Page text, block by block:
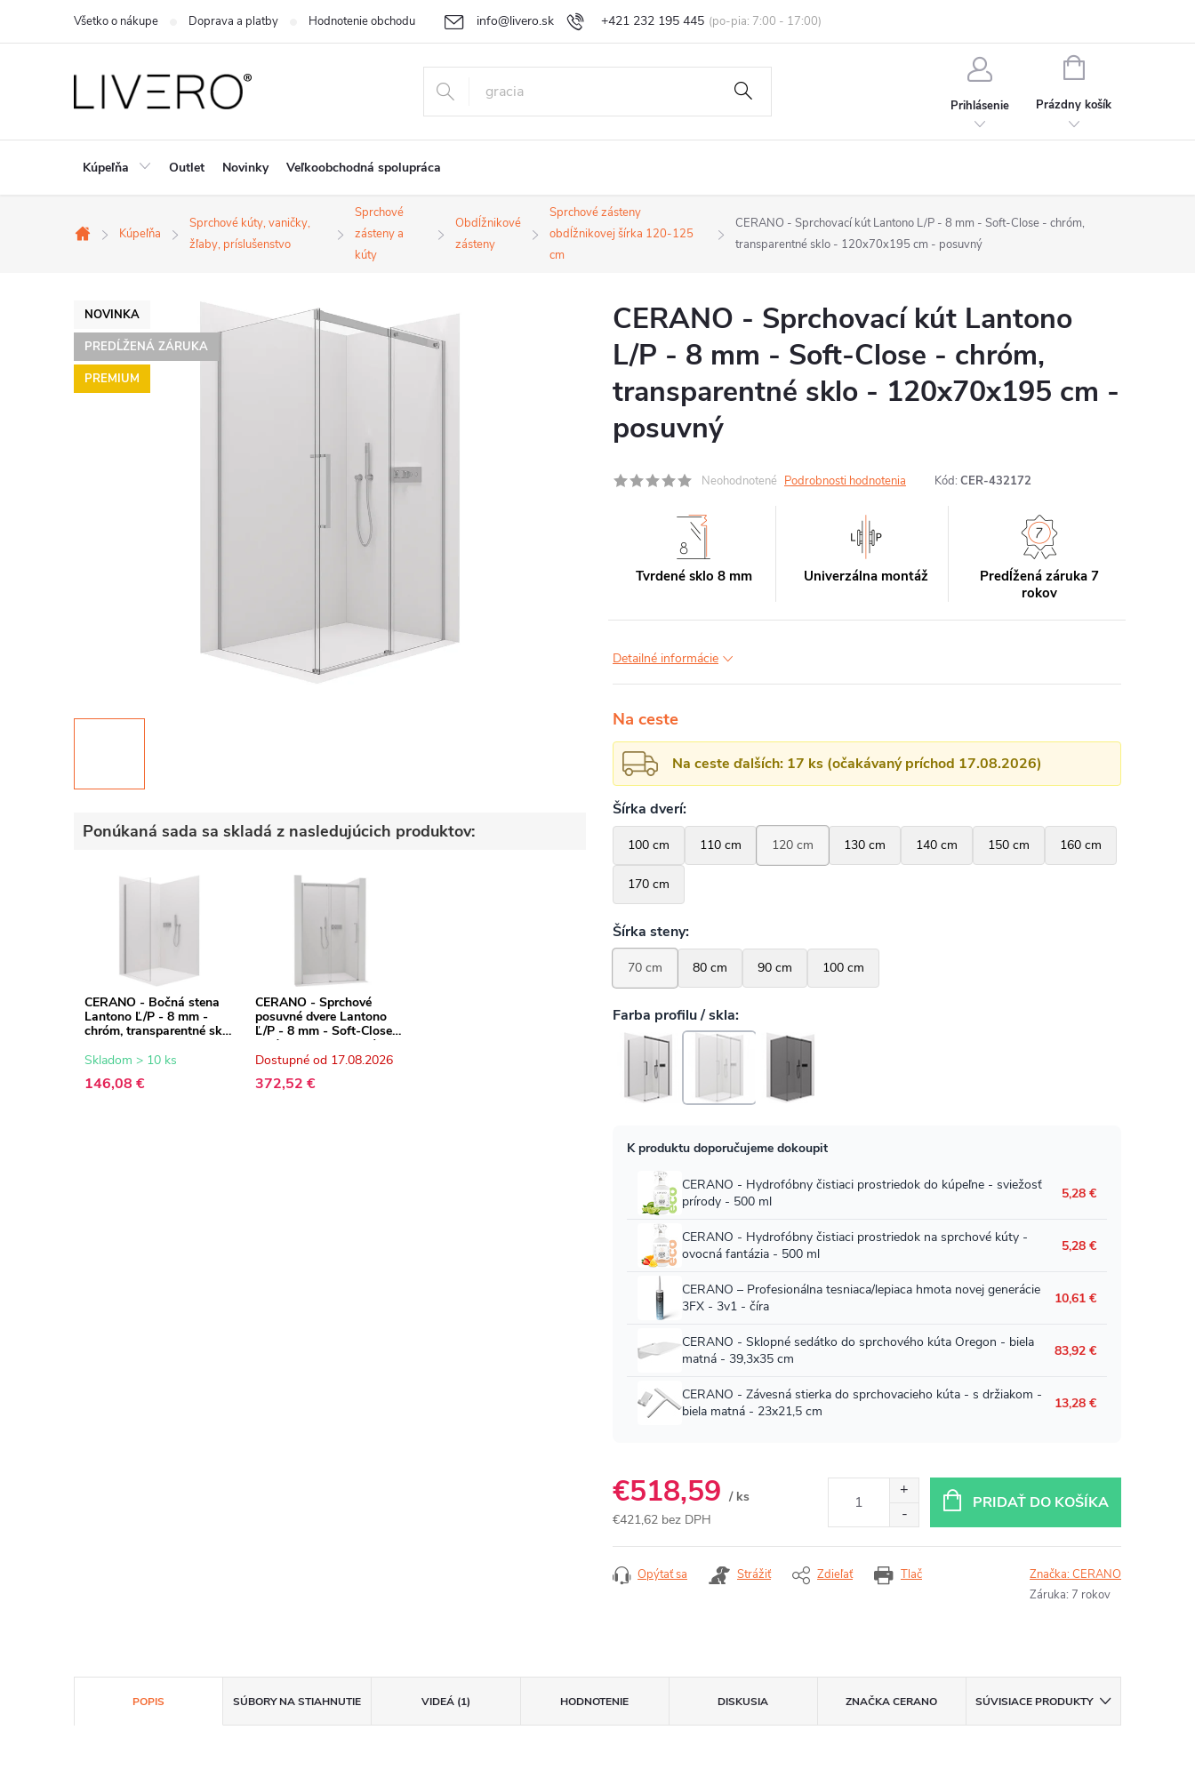
+421 232 195 445
info@livero.sk
Všetko o nákupe Doprava a platby Hodnotenie obchodu Vrátenie tovaru a reklamácia Obchodné podmienky Podmienky ochrany osobných údajov
Prihlásenie
NÁKUPNÝ
Prázdny košík
Kúpeľňa Outlet Novinky Veľkoobchodná spolupráca
Domov
Kúpeľňa
Sprchové kúty, vaničky,
žľaby, príslušenstvo
Sprchové
zásteny a
kúty
Obdĺžnikové
zásteny
Sprchové zásteny
obdĺžnikovej šírka 120-125
cm
CERANO - Sprchovací kút Lantono L/P - 8 mm - Soft-Close - chróm,
transparentné sklo - 120x70x195 cm - posuvný
NOVINKA
PREDĹŽENÁ ZÁRUKA
PREMIUM
Ponúkaná sada sa skladá z nasledujúcich produktov:
CERANO - Bočná stena
Lantono Ľ/P - 8 mm -
chróm, transparentné sklo
Skladom > 10 ks
146,08 €
CERANO - Sprchové
posuvné dvere Lantono
Ľ/P - 8 mm - Soft-Close -
chróm, transparentné sklo
- 120x195 cm
Dostupné od 17.08.2026
372,52 €
CERANO - Sprchovací kút Lantono
L/P - 8 mm - Soft-Close - chróm,
transparentné sklo - 120x70x195 cm -
posuvný
Neohodnotené Podrobnosti hodnotenia Kód: CER-432172
Tvrdené sklo 8 mm Univerzálna montáž
Predĺžená záruka 7
rokov
Detailné informácie
Na ceste
Na ceste ďalších: 17 ks (očakávaný príchod 17.08.2026)
€518,59 / ks
€421,62 bez DPH
PRIDAŤ DO KOŠÍKA
Tlač
Opýtať sa Strážiť Zdieľať Značka:CERANO
Záruka: 7 rokov
POPIS SÚBORY NA STIAHNUTIE VIDEÁ (1) HODNOTENIE DISKUSIA ZNAČKACERANO SÚVISIACE PRODUKTY